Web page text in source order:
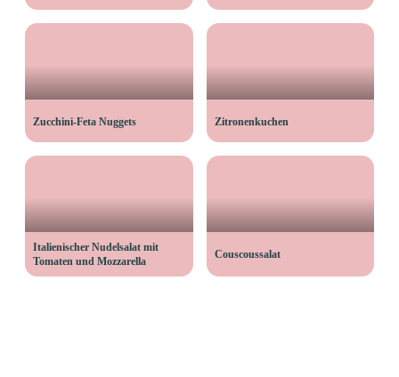
Zucchini-Feta Nuggets Zitronenkuchen
Italienischer Nudelsalat mit
Tomaten und Mozzarella
Couscoussalat